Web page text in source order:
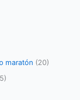
maratón (20)